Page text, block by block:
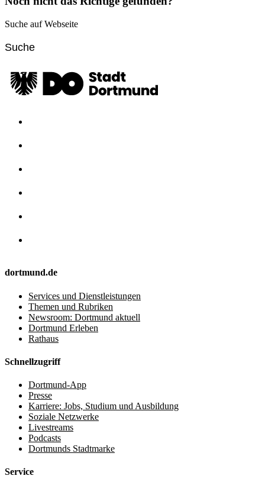
Suche auf Webseite
dortmund.de
Services und Dienstleistungen
Themen und Rubriken
Newsroom: Dortmund aktuell
Dortmund Erleben
Rathaus
Schnellzugriff
Dortmund-App
Presse
Karriere: Jobs, Studium und Ausbildung
Soziale Netzwerke
Livestreams
Podcasts
Dortmunds Stadtmarke
Service